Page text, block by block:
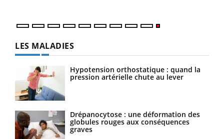
LES MALADIES
Hypotension orthostatique : quand la
pression artérielle chute au lever
Drépanocytose : une déformation des
globules rouges aux conséquences
graves